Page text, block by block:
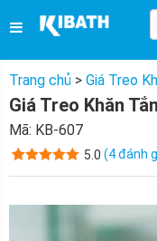
Trang chủ > Giá Treo
Giá Treo Khăn
Mã: KB-607
5.0
5.0trên 5
4
(4đánh